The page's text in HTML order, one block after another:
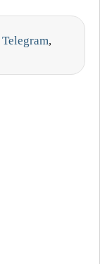
Telegram,